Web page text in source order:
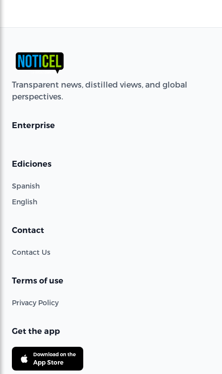
Transparent news, distilled views, and global
perspectives.
Enterprise
Ediciones
Spanish
English
Contact
Contact Us
Terms of use
Privacy Policy
Get the app
Download on the
App Store